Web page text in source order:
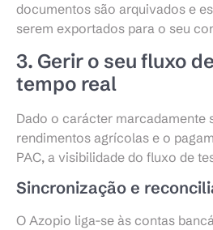
documentos são arquivados e
serem exportados para o seu
3. Gerir o seu fluxo
tempo real
Dado o carácter marcadamente
rendimentos agrícolas e o
PAC, a visibilidade do fluxo de
Sincronização e
O Azopio liga-se às contas